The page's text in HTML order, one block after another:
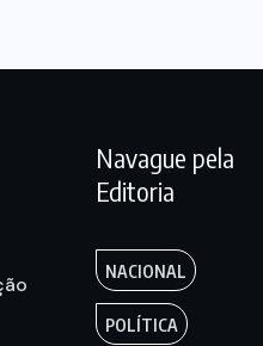
Navague pela
Editoria
NACIONAL
POLÍTICA